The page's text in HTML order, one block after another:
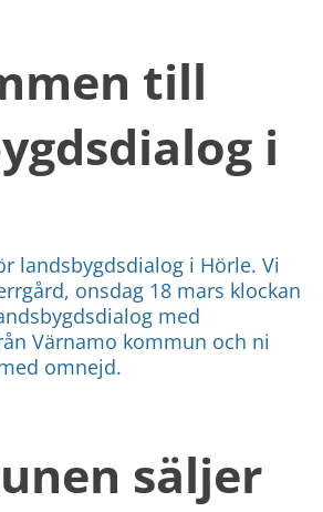
till
i
landsbygdsdialog i Hörle. Vi
onsdag 18 mars klockan
med
Värnamo kommun och ni
omnejd.
säljer